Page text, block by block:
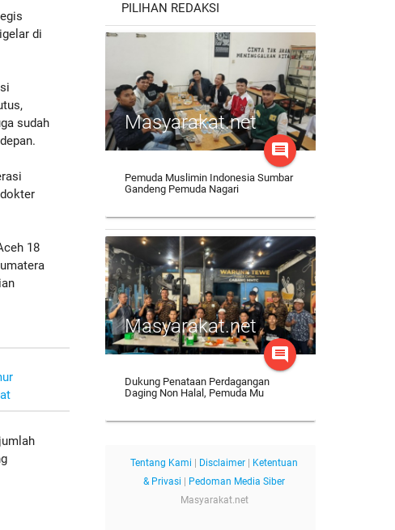
di
sudah
18
PILIHAN REDAKSI
Masyarakat.net
comment
Pemuda Muslimin Indonesia Sumbar
Gandeng Pemuda Nagari
Masyarakat.net
comment
Dukung Penataan Perdagangan
Daging Non Halal, Pemuda Mu
Tentang Kami Disclaimer
Ketentuan
& Privasi
Pedoman Media Siber
Masyarakat.net